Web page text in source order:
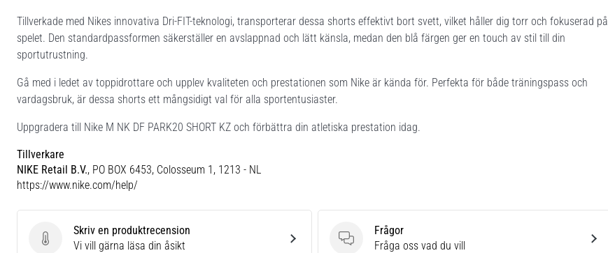
Tillverkade med Nikes innovativa Dri-FIT-teknologi, transporterar dessa shorts effektivt bort svett, vilket håller dig torr och fokuserad på
spelet. Den standardpassformen säkerställer en avslappnad och lätt känsla, medan den blå färgen ger en touch av stil till din
sportutrustning.
Gå med i ledet av toppidrottare och upplev kvaliteten och prestationen som Nike är kända för. Perfekta för både träningspass och
vardagsbruk, är dessa shorts ett mångsidigt val för alla sportentusiaster.
Uppgradera till Nike M NK DF PARK20 SHORT KZ och förbättra din atletiska prestation idag.
Tillverkare
NIKE Retail B.V., PO BOX 6453, Colosseum 1, 1213 - NL
https://www.nike.com/help/
Skriv en produktrecension
Skriv en produktrecension
Vi vill gärna läsa din åsikt
Frågor
Frågor
Fråga oss vad du vill